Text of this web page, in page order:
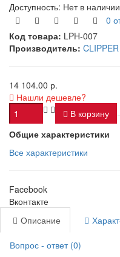
Доступность: Нет в наличии
0
Код товара: LPH-007
Производитель: CLIPPER
14 104.00 р.
Нашли дешевле?
В корзину
Общие характеристики
Все характеристики
Facebook
Вконтакте
Описание
Вопрос - ответ (0)